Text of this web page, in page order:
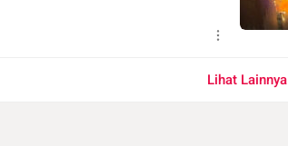
Lihat Lainnya